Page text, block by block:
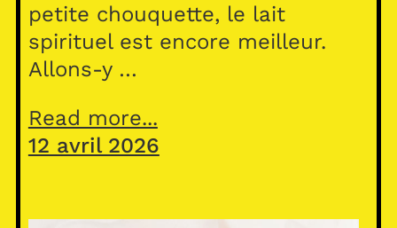
petite chouquette, le lait
spirituel est encore meilleur.
Allons-y …
Read more...
12 avril 2026